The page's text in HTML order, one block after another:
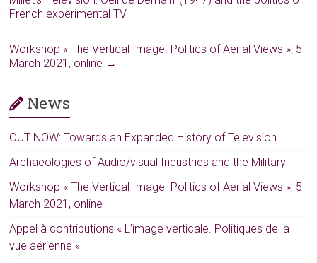
French experimental TV
Workshop « The Vertical Image. Politics of Aerial Views », 5
March 2021, online →
News
OUT NOW: Towards an Expanded History of Television
Archaeologies of Audio/visual Industries and the Military
Workshop « The Vertical Image. Politics of Aerial Views », 5
March 2021, online
Appel à contributions « L’image verticale. Politiques de la
vue aérienne »